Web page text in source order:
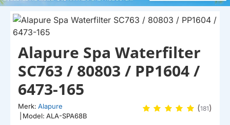
HUISMERK
Alapure Spa Waterfilter
SC763 / 80803 / PP1604 /
6473-165
Merk: Alapure
Model: ALA-SPA68B
(181)